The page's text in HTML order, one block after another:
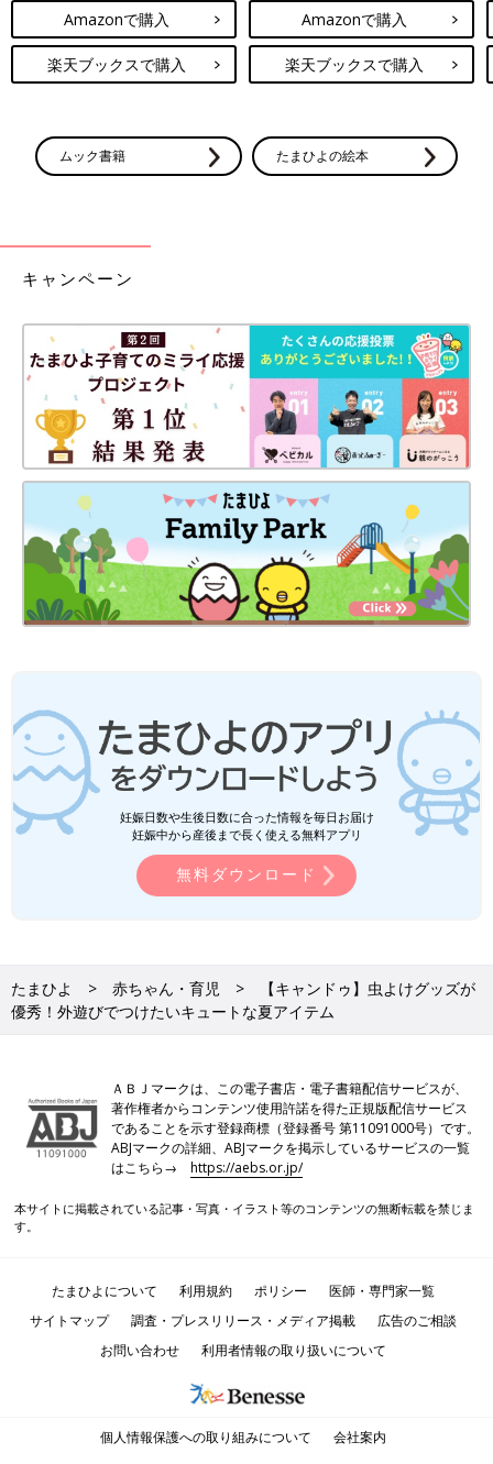
Amazonで購入
楽天ブックスで購入
Amazonで購入
楽天ブックスで購入
ムック書籍 たまひよの絵本
キャンペーン
妊娠日数や生後日数に合った情報を毎日お届け
妊娠中から産後まで長く使える無料アプリ
無料ダウンロード
たまひよ 赤ちゃん・育児
【キャンドゥ】虫よけグッズが
優秀！外遊びでつけたいキュートな夏アイテム
ＡＢＪマークは、この電子書店・電子書籍配信サービスが、
著作権者からコンテンツ使用許諾を得た正規版配信サービス
であることを示す登録商標（登録番号 第11091000号）です。
ABJマークの詳細、ABJマークを掲示しているサービスの一覧
はこちら→https://aebs.or.jp/
本サイトに掲載されている記事・写真・イラスト等のコンテンツの無断転載を禁じま
す。
たまひよについて 利用規約 ポリシー
医師・専門家一覧
サイトマップ
調査・プレスリリース・メディア掲載
広告のご相談
お問い合わせ
利用者情報の取り扱いについて
個人情報保護への取り組みについて 会社案内